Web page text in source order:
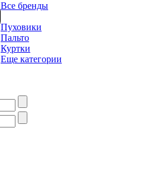
Все бренды
Пуховики
Пальто
Куртки
Еще категории